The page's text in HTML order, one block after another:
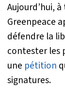
Aujourd’hui,
Greenpeace
défendre la
contester les
une pétition
signatures.